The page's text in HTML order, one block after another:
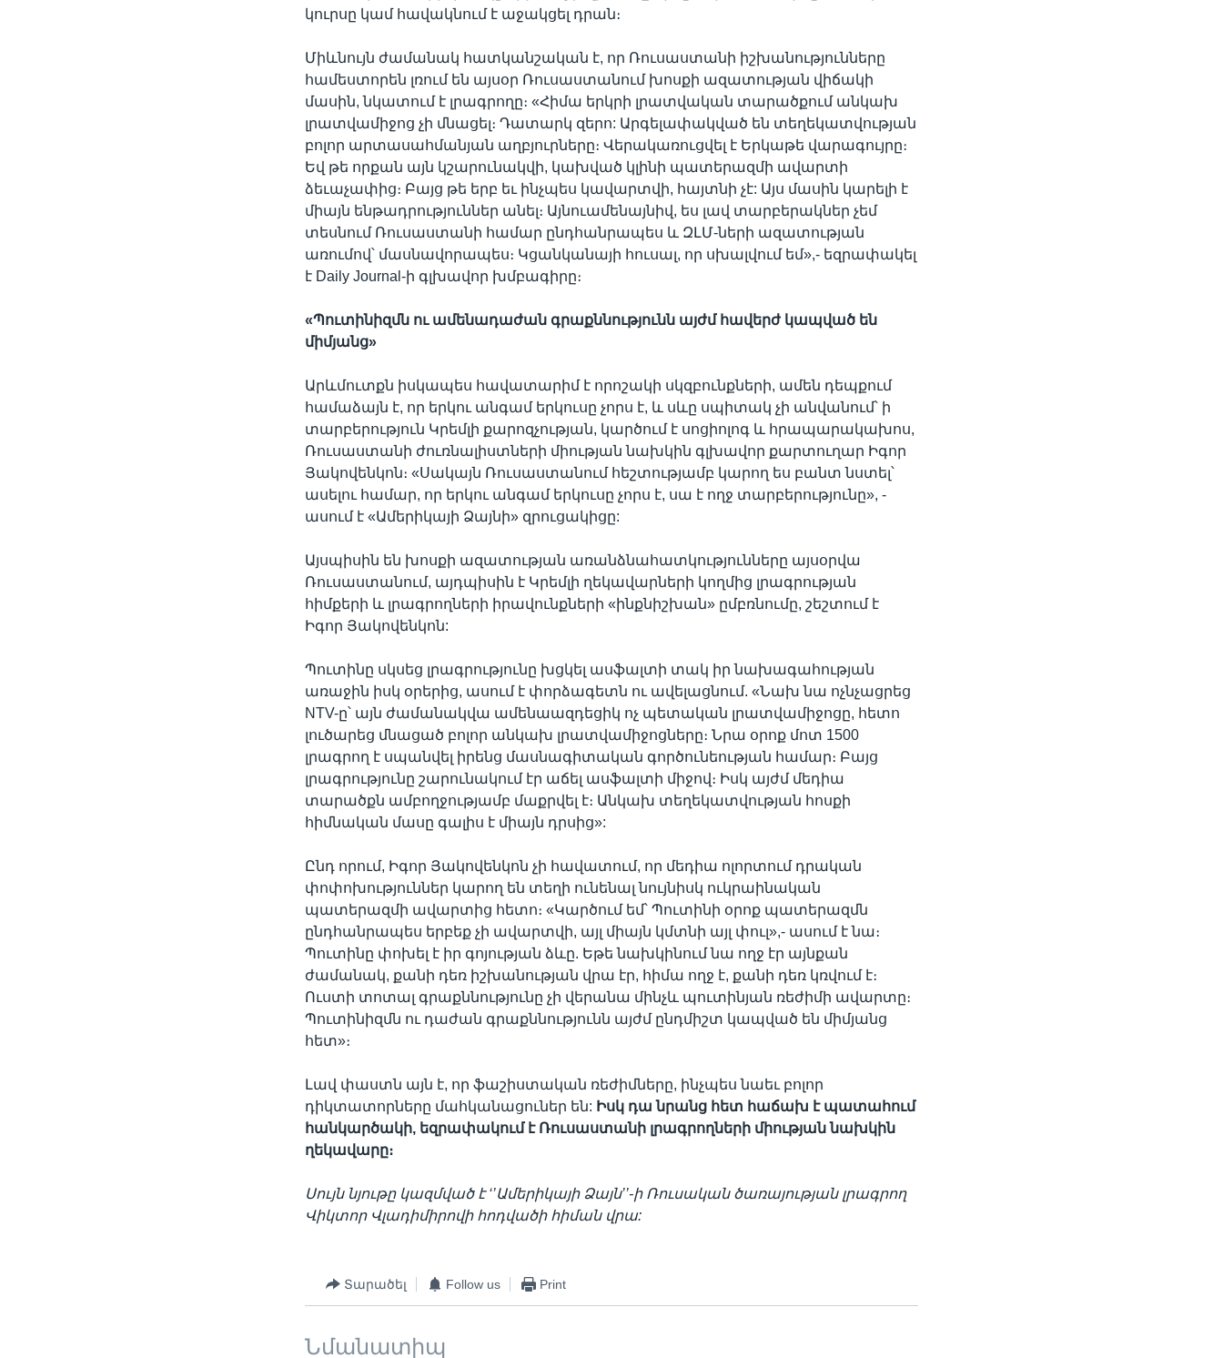
կուրսը կամ հավակնում է աջակցել դրան։
Միևնույն ժամանակ հատկանշական է, որ Ռուսաստանի իշխանությունները
համեստորեն լռում են այսօր Ռուսաստանում խոսքի ազատության վիճակի
մասին, նկատում է լրագրողը։ «Հիմա երկրի լրատվական տարածքում անկախ
լրատվամիջոց չի մնացել։ Դատարկ զերո: Արգելափակված են տեղեկատվության
բոլոր արտասահմանյան աղբյուրները։ Վերակառուցվել է Երկաթե վարագույրը։
Եվ թե որքան այն կշարունակվի, կախված կլինի պատերազմի ավարտի
ձեւաչափից։ Բայց թե երբ եւ ինչպես կավարտվի, հայտնի չէ: Այս մասին կարելի է
միայն ենթադրություններ անել։ Այնուամենայնիվ, ես լավ տարբերակներ չեմ
տեսնում Ռուսաստանի համար ընդհանրապես և ԶԼՄ-ների ազատության
առումով՝ մասնավորապես։ Կցանկանայի հուսալ, որ սխալվում եմ»,- եզրափակել
է Daily Journal-ի գլխավոր խմբագիրը։
«Պուտինիզմն ու ամենադաժան գրաքննությունն այժմ հավերժ կապված են
միմյանց»
Արևմուտքն իսկապես հավատարիմ է որոշակի սկզբունքների, ամեն դեպքում
համաձայն է, որ երկու անգամ երկուսը չորս է, և սևը սպիտակ չի անվանում՝ ի
տարբերություն Կրեմլի քարոզչության, կարծում է սոցիոլոգ և հրապարակախոս,
Ռուսաստանի ժուռնալիստների միության նախկին գլխավոր քարտուղար Իգոր
Յակովենկոն։ «Սակայն Ռուսաստանում հեշտությամբ կարող ես բանտ նստել՝
ասելու համար, որ երկու անգամ երկուսը չորս է, սա է ողջ տարբերությունը», -
ասում է «Ամերիկայի Ձայնի» զրուցակիցը:
Այսպիսին են խոսքի ազատության առանձնահատկությունները այսօրվա
Ռուսաստանում, այդպիսին է Կրեմլի ղեկավարների կողմից լրագրության
հիմքերի և լրագրողների իրավունքների «ինքնիշխան» ըմբռնումը, շեշտում է
Իգոր Յակովենկոն:
Պուտինը սկսեց լրագրությունը խցկել ասֆալտի տակ իր նախագահության
առաջին իսկ օրերից, ասում է փորձագետն ու ավելացնում. «Նախ նա ոչնչացրեց
NTV-ը՝ այն ժամանակվա ամենաազդեցիկ ոչ պետական լրատվամիջոցը, հետո
լուծարեց մնացած բոլոր անկախ լրատվամիջոցները։ Նրա օրոք մոտ 1500
լրագրող է սպանվել իրենց մասնագիտական գործունեության համար։ Բայց
լրագրությունը շարունակում էր աճել ասֆալտի միջով։ Իսկ այժմ մեդիա
տարածքն ամբողջությամբ մաքրվել է։ Անկախ տեղեկատվության հոսքի
հիմնական մասը գալիս է միայն դրսից»:
Ընդ որում, Իգոր Յակովենկոն չի հավատում, որ մեդիա ոլորտում դրական
փոփոխություններ կարող են տեղի ունենալ նույնիսկ ուկրաինական
պատերազմի ավարտից հետո։ «Կարծում եմ՝ Պուտինի օրոք պատերազմն
ընդհանրապես երբեք չի ավարտվի, այլ միայն կմտնի այլ փուլ»,- ասում է նա։
Պուտինը փոխել է իր գոյության ձևը. Եթե նախկինում նա ողջ էր այնքան
ժամանակ, քանի դեռ իշխանության վրա էր, հիմա ողջ է, քանի դեռ կռվում է։
Ուստի տոտալ գրաքննությունը չի վերանա մինչև պուտինյան ռեժիմի ավարտը։
Պուտինիզմն ու դաժան գրաքննությունն այժմ ընդմիշտ կապված են միմյանց
հետ»։
Լավ փաստն այն է, որ ֆաշիստական ռեժիմները, ինչպես նաեւ բոլոր
դիկտատորները մահկանացուներ են: Իսկ դանրանց հետ հաճախ է պատահում
հանկարծակի, եզրափակում է Ռուսաստանի լրագրողների միությաննախկին
ղեկավարը։
Սույն նյութը կազմված է ‘’Ամերիկայի Ձայն’’-ի Ռուսական ծառայության լրագրող
Վիկտոր Վլադիմիրովի հոդվածի հիման վրա:
Տարածել Follow us Print
Նմանատիպ